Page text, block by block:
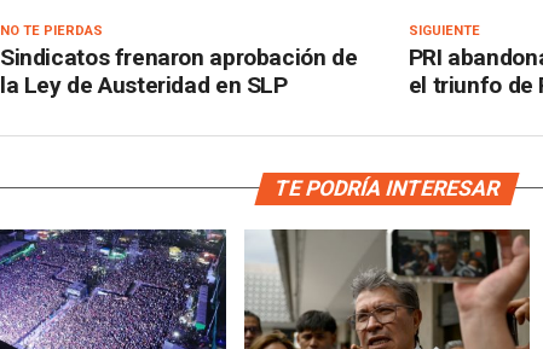
SIGUIENTE
PRI
el triunfo de
NO TE PIERDAS
Sindicatos frenaron aprobación de
la Ley de Austeridad en SLP
TE PODRÍA INTERESAR